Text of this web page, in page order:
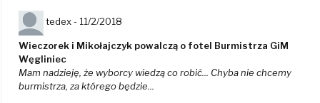
tedex - 11/2/2018
Wieczorek i Mikołajczyk powalczą o fotel Burmistrza GiM
Węgliniec
Mam nadzieję, że wyborcy wiedzą co robić... Chyba nie chcemy
burmistrza, za którego będzie...